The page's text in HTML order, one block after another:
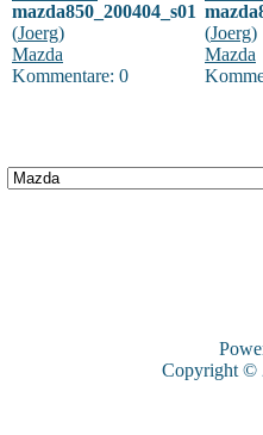
mazda850_200404_s01
(Joerg)
Mazda
Kommentare: 0
(Joerg)
Mazda
Copyright ©